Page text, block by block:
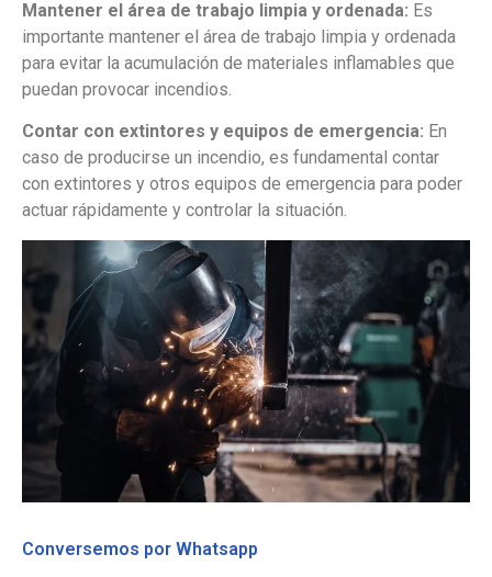
Mantener el área de trabajo limpia y ordenada: Es
importante mantener el área de trabajo limpia y ordenada
para evitar la acumulación de materiales inflamables que
puedan provocar incendios.
Contar con extintores y equipos de emergencia: En
caso de producirse un incendio, es fundamental contar
con extintores y otros equipos de emergencia para poder
actuar rápidamente y controlar la situación.
Conversemos por Whatsapp